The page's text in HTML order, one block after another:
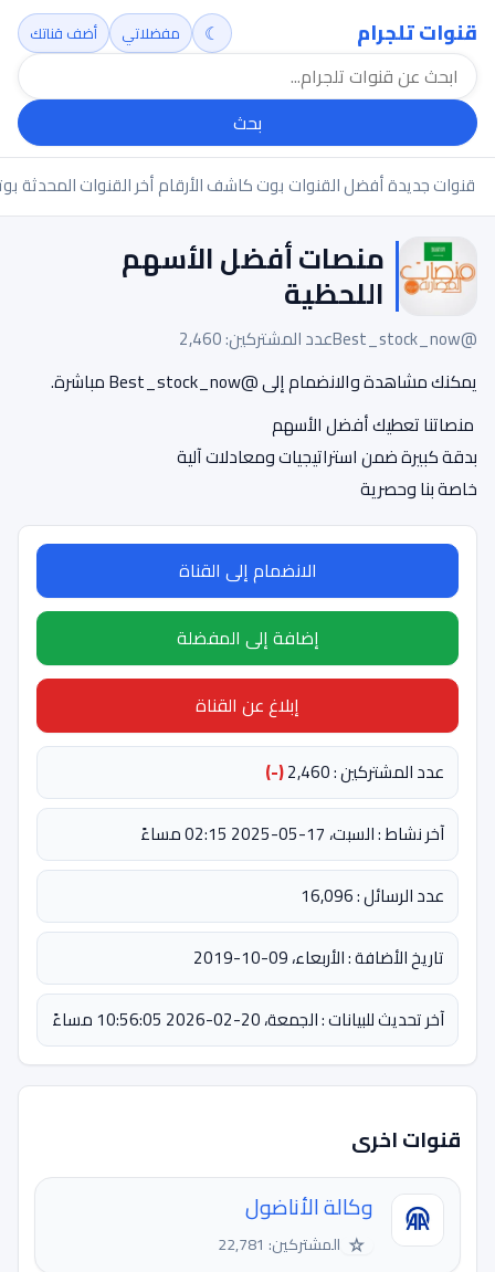
قنوات تلجرام
بحث
☾ مفضلاتي أضف قناتك
قنوات جديدةأفضل القنواتبوت كاشف الأرقامأخر القنوات المحدثة
منصات أفضل الأسهم
اللحظية
@Best_stock_now
عدد المشتركين: 2,460
يمكنك مشاهدة والانضمام إلى @Best_stock_now مباشرة.
‌‌‌‌‌‌‌‏ منصاتنا تعطيك أفضل الأسهم
بدقة كبيرة ضمن استراتيجيات ومعادلات آلية
خاصة بنا وحصرية
الانضمام إلى القناة
إضافة إلى المفضلة
إبلاغ عن القناة
عدد المشتركين : 2,460
(-)
آخر نشاط : السبت، 17-05-2025 02:15 مساءً
عدد الرسائل : 16,096
تاريخ الأضافة : الأربعاء، 09-10-2019
آخر تحديث للبيانات : الجمعة، 20-02-2026 10:56:05 مساءً
قنوات اخرى
وكالة الأناضول
☆ المشتركين: 22,781